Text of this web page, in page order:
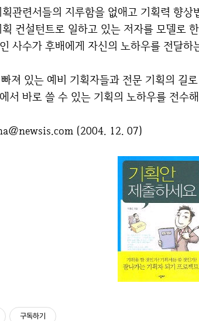
관련서들의 지루함을 없애고 기획력 향
컨설턴트로 일하고 있는 저자를 모델로
사수가 후배에게 자신의 노하우를 전달
져 있는 예비 기획자들과 전문 기획의 길
서 바로 쓸 수 있는 기획의 노하우를 전수
(2004. 12. 07)
구독하기